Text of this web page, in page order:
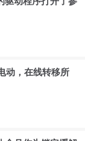
动，在线转移所